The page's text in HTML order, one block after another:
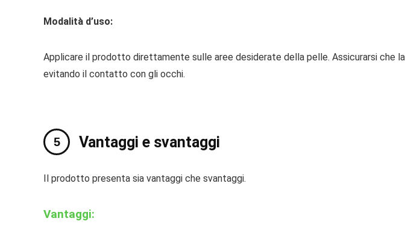
Modalità d’uso:
Applicare il prodotto direttamente sulle aree desiderate della pelle. Assicurarsi che
evitando il contatto con gli occhi.
Vantaggi e svantaggi
Il prodotto presenta sia vantaggi che svantaggi.
Vantaggi: